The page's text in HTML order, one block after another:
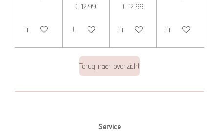
In winkelwagen
€ 12,99
Uitverkocht
€ 12,99
In winkelwagen In winkelwagen
Terug naar overzicht
Service